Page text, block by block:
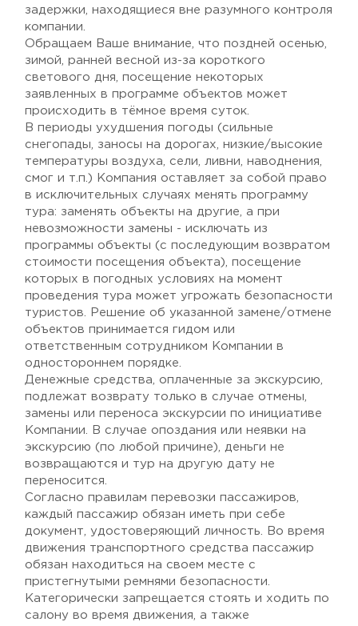
задержки, находящиеся вне разумного контроля
компании.
Обращаем Ваше внимание, что поздней осенью,
зимой, ранней весной из-за короткого
светового дня, посещение некоторых
заявленных в программе объектов может
происходить в тёмное время суток.
В периоды ухудшения погоды (сильные
снегопады, заносы на дорогах, низкие/высокие
температуры воздуха, сели, ливни, наводнения,
смог и т.п.) Компания оставляет за собой право
в исключительных случаях менять программу
тура: заменять объекты на другие, а при
невозможности замены - исключать из
программы объекты (с последующим возвратом
стоимости посещения объекта), посещение
которых в погодных условиях на момент
проведения тура может угрожать безопасности
туристов. Решение об указанной замене/отмене
объектов принимается гидом или
ответственным сотрудником Компании в
одностороннем порядке.
Денежные средства, оплаченные за экскурсию,
подлежат возврату только в случае отмены,
замены или переноса экскурсии по инициативе
Компании. В случае опоздания или неявки на
экскурсию (по любой причине), деньги не
возвращаются и тур на другую дату не
переносится.
Согласно правилам перевозки пассажиров,
каждый пассажир обязан иметь при себе
документ, удостоверяющий личность. Во время
движения транспортного средства пассажир
обязан находиться на своем месте с
пристегнутыми ремнями безопасности.
Категорически запрещается стоять и ходить по
салону во время движения, а также